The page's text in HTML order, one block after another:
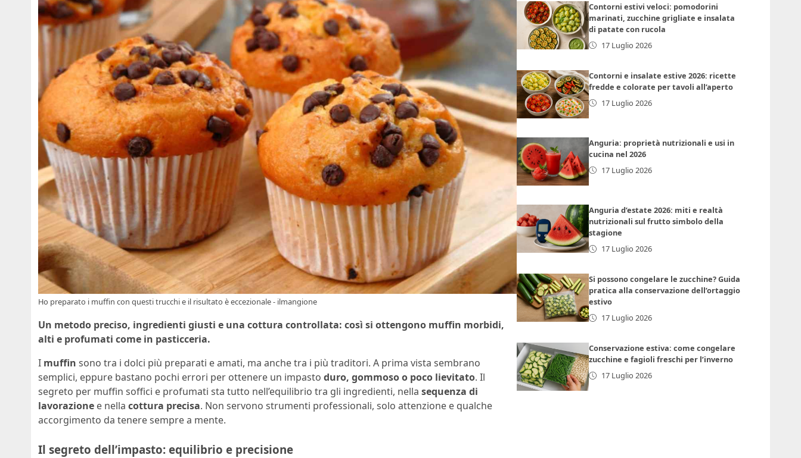
Ho preparato i muffin con questi trucchi e il risultato è eccezionale - ilmangione
Un metodo preciso, ingredienti giusti e una cottura controllata: così si ottengono muffin morbidi,
alti e profumati come in pasticceria.
I muffin sono tra i dolci più preparati e amati, ma anche tra i più traditori. A prima vista sembrano
semplici, eppure bastano pochi errori per ottenere un impasto duro, gommoso o poco lievitato. Il
segreto per muffin soffici e profumati sta tutto nell’equilibrio tra gli ingredienti, nella sequenza di
lavorazione e nella cottura precisa. Non servono strumenti professionali, solo attenzione e qualche
accorgimento da tenere sempre a mente.
Il segreto dell’impasto: equilibrio e precisione
Contorni estivi veloci: pomodorini
marinati, zucchine grigliate e insalata
di patate con rucola
17 Luglio 2026
Contorni e insalate estive 2026: ricette
fredde e colorate per tavoli all’aperto
17 Luglio 2026
Anguria: proprietà nutrizionali e usi in
cucina nel 2026
17 Luglio 2026
Anguria d’estate 2026: miti e realtà
nutrizionali sul frutto simbolo della
stagione
17 Luglio 2026
Si possono congelare le zucchine? Guida
pratica alla conservazione dell’ortaggio
estivo
17 Luglio 2026
Conservazione estiva: come congelare
zucchine e fagioli freschi per l’inverno
17 Luglio 2026